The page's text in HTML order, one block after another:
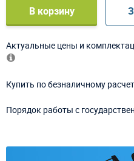
В корзину
Актуальные цены и
Купить по безналичному
Порядок работы с